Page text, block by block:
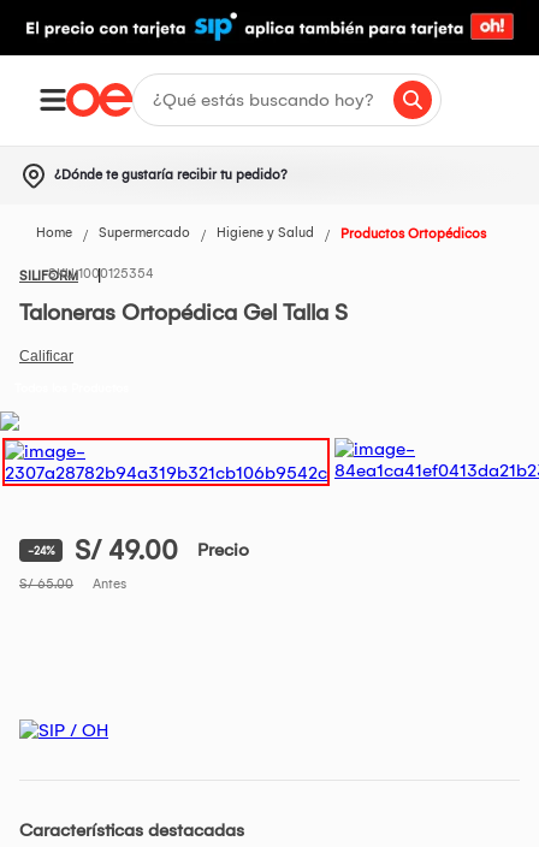
¿Dónde te gustaría recibir tu pedido?
Home Supermercado Higiene y Salud Productos Ortopédicos
SILIFORM1000125354
Taloneras Ortopédica Gel Talla S
-24% S/ 49.00 Precio
S/ 65.00 Antes
Características destacadas